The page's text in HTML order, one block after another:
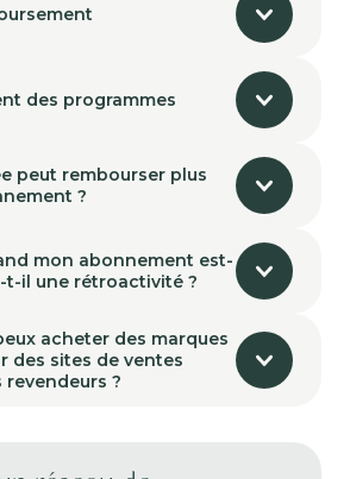
des programmes
peut rembourser plus
?
mon abonnement est-
t-il une rétroactivité ?
acheter des marques
des sites de ventes
revendeurs ?